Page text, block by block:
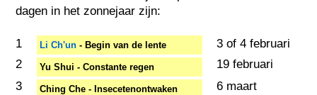
dagen in het zonnejaar zijn:
1 Li Ch'un - Begin van de lente
3 of 4 februari
2
Yu Shui - Constante regen
19 februari
3
Ching Che - Insecetenontwaken
6 maart